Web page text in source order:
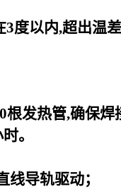
度以内,超出温
发热管,确保焊
。
线导轨驱动；